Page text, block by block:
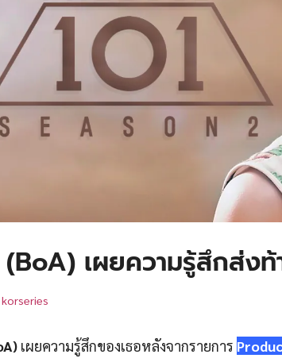
(BoA) เผยความรู้สึกส่ง
korseries
เผยความรู้สึกของเธอหลังจากรายการ